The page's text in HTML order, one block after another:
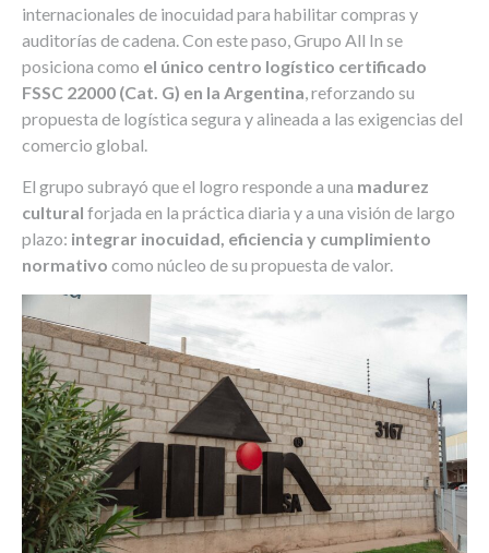
internacionales de inocuidad para habilitar compras y
auditorías de cadena. Con este paso, Grupo All In se
posiciona como el único centro logístico certificado
FSSC 22000 (Cat. G) en la Argentina, reforzando su
propuesta de logística segura y alineada a las exigencias del
comercio global.
El grupo subrayó que el logro responde a una madurez
cultural forjada en la práctica diaria y a una visión de largo
plazo: integrar inocuidad, eficiencia y cumplimiento
normativo como núcleo de su propuesta de valor.